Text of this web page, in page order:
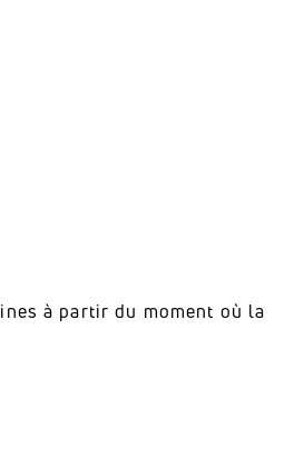
à partir du moment où la